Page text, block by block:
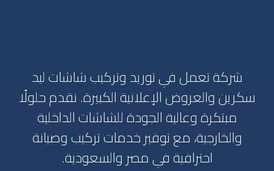
شركة تعمل في توريد وتركيب شاشات ليد
سكرين والعروض الإعلانية الكبيرة. نقدم حلولًا
مبتكرة وعالية الجودة للشاشات الداخلية
والخارجية، مع توفير خدمات تركيب وصيانة
احترافية في مصر والسعودية.